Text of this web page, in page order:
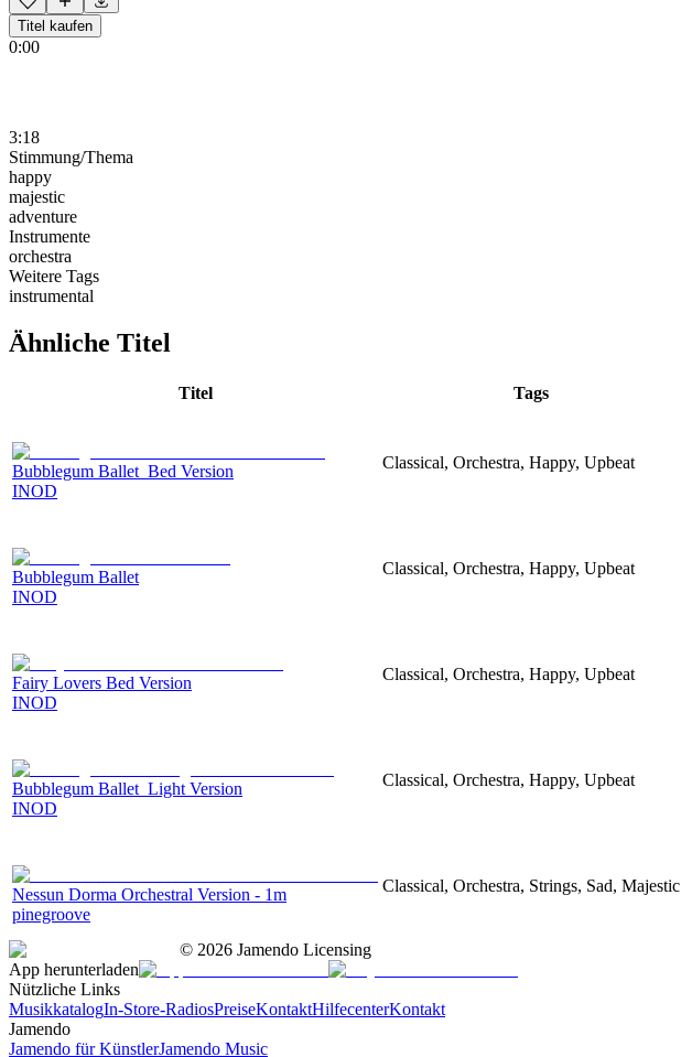
Titel kaufen
0:00
3:18
Stimmung/Thema
happy
majestic
adventure
Instrumente
orchestra
Weitere Tags
instrumental
Ähnliche Titel
Titel Tags
Bubblegum Ballet_Bed Version
INOD
Classical, Orchestra, Happy, Upbeat
Bubblegum Ballet
INOD
Classical, Orchestra, Happy, Upbeat
Fairy Lovers Bed Version
INOD
Classical, Orchestra, Happy, Upbeat
Bubblegum Ballet_Light Version
INOD
Classical, Orchestra, Happy, Upbeat
Nessun Dorma Orchestral Version - 1m
pinegroove
Classical, Orchestra, Strings, Sad, Majestic
© 2026 Jamendo Licensing
App herunterladen
Nützliche Links
MusikkatalogIn-Store-RadiosPreiseKontaktHilfecenterKontakt
Jamendo
Jamendo für KünstlerJamendo Music